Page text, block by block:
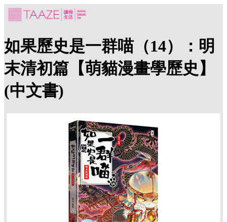
如果歷史是一群喵（14）：明
末清初篇【萌貓漫畫學歷史】
(中文書)